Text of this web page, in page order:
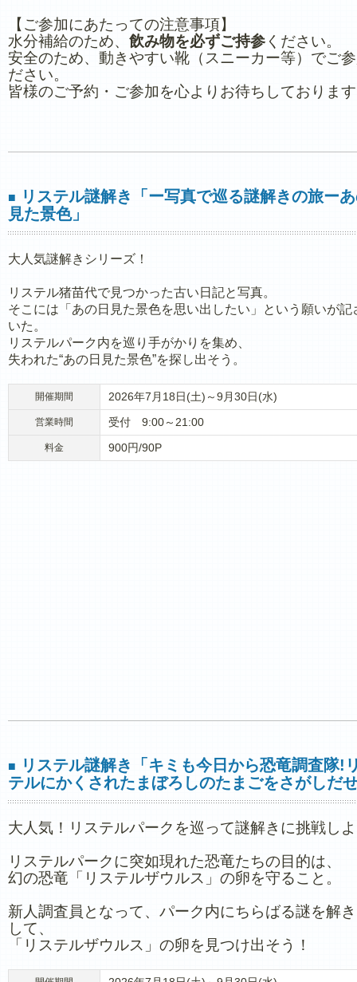
【ご参加にあたっての注意事項】
水分補給のため、 飲み物を必ずご持参 ください。
安全のため、動きやすい靴（スニーカー等）でご
ださい。
皆様のご予約・ご参加を心よりお待ちしておりま
■
リステル謎解き「ー写真で巡る謎解きの旅ー
見た景色」
大人気謎解きシリーズ！
リステル猪苗代で見つかった古い日記と写真。
そこには「あの日見た景色を思い出したい」という願いが記
いた。
リステルパーク内を巡り手がかりを集め、
失われた“あの日見た景色”を探し出そう。
開催期間 2026年7月18日(土)～9月30日(水)
営業時間 受付 9:00～21:00
料金 900円/90P
■
リステル謎解き「キミも今日から恐竜調査隊!
テルにかくされたまぼろしのたまごをさがしだ
大人気！リステルパークを巡って謎解きに挑戦し
リステルパークに突如現れた恐竜たちの目的は、
幻の恐竜「リステルザウルス」の卵を守ること。
新人調査員となって、パーク内にちらばる謎を解
して、
「リステルザウルス」の卵を見つけ出そう！